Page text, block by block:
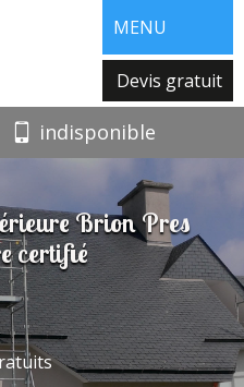
MENU
Devis gratuit
indisponible
Brion Pres
certifié